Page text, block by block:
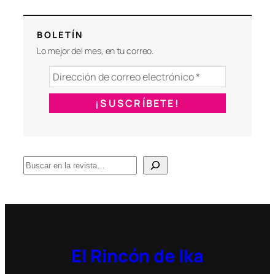
BOLETÍN
Lo mejor del mes, en tu correo.
B
u
c
El Rincón de Ika